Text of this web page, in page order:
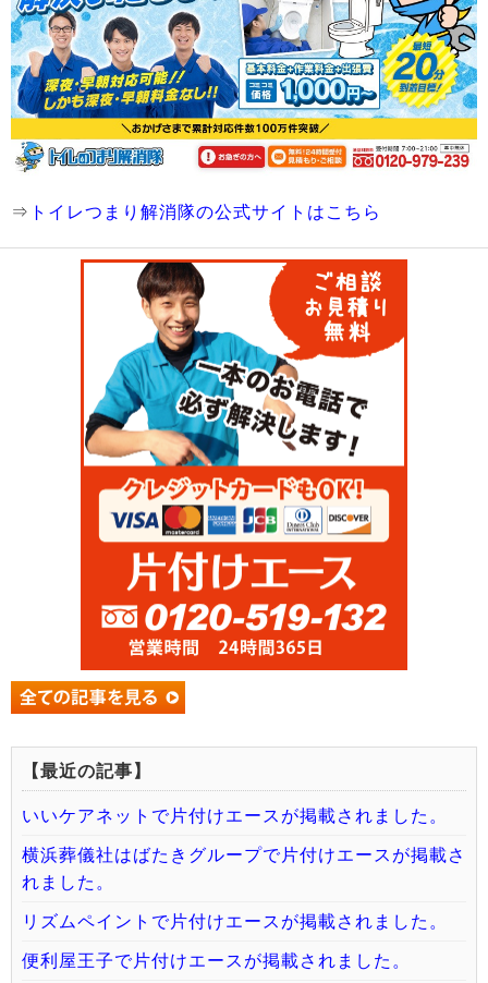
⇒ トイレつまり解消隊の公式サイトはこちら
【最近の記事】
いいケアネットで片付けエースが掲載されました。
横浜葬儀社はばたきグループで片付けエースが掲載さ
れました。
リズムペイントで片付けエースが掲載されました。
便利屋王子で片付けエースが掲載されました。